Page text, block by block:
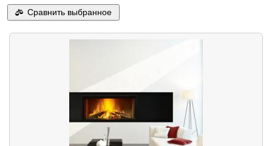
Сравнить выбранное